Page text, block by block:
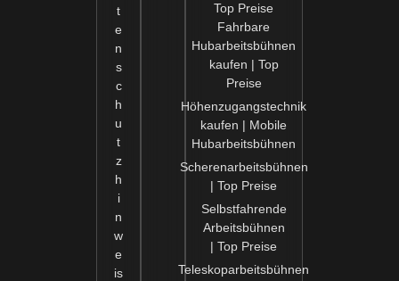
t
e
n
s
c
h
u
t
z
h
i
n
w
e
is
Top Preise
Fahrbare
Hubarbeitsbühnen
kaufen | Top
Preise
Höhenzugangstechnik
kaufen | Mobile
Hubarbeitsbühnen
Scherenarbeitsbühnen
| Top Preise
Selbstfahrende
Arbeitsbühnen
| Top Preise
Teleskoparbeitsbühnen
schnellstmöglich mit Ihnen in Verbindung
setzen.
Schicken